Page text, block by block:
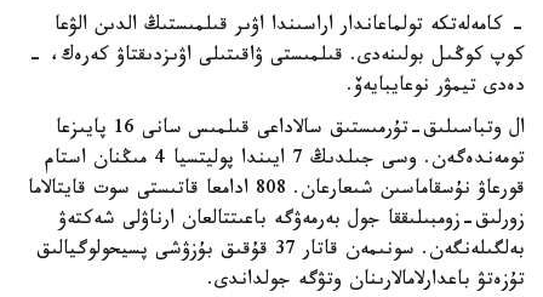
- كامەلەتكە تولماعاندار اراسىندا اۋىر قىلمىستىڭ الدىن الۋعا
كوپ كوڭىل بولىنەدى. قىلمىستى ۋاقىتىلى اۋىزدىقتاۋ كەرەك، -
دەدى تيمۋر نوعايبايەۆ.
ال وتباسىلىق-تۇرمىستىق سالاداعى قىلمىس سانى 16 پايىزعا
تومەندەگەن. وسى جىلدىڭ 7 ايىندا پوليتسيا 4 مىڭنان استام
قورعاۋ نۇسقاماسىن شىعارعان. 808 ادامعا قاتىستى سوت قايتالاما
زورلىق-زومبىلىققا جول بەرمەۋگە باعىتتالعان ارناۋلى شەكتەۋ
بەلگىلەنگەن. سونىمەن قاتار 37 قۇقىق بۇزۋشى پسيحولوگيالىق
تۇزەتۋ باعدارلامالارىنان وتۋگە جولداندى.